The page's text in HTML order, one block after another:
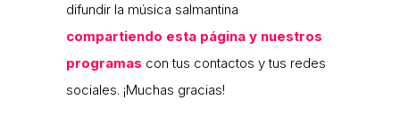
difundir la música salmantina
compartiendo esta página y nuestros
programas con tus contactos y tus redes
sociales. ¡Muchas gracias!